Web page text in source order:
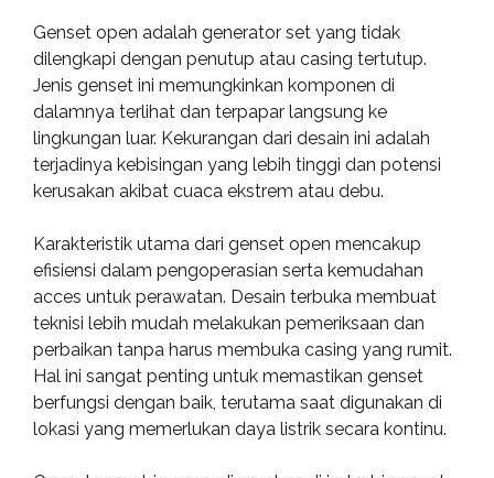
Genset open adalah generator set yang tidak
dilengkapi dengan penutup atau casing tertutup.
Jenis genset ini memungkinkan komponen di
dalamnya terlihat dan terpapar langsung ke
lingkungan luar. Kekurangan dari desain ini adalah
terjadinya kebisingan yang lebih tinggi dan potensi
kerusakan akibat cuaca ekstrem atau debu.
Karakteristik utama dari genset open mencakup
efisiensi dalam pengoperasian serta kemudahan
acces untuk perawatan. Desain terbuka membuat
teknisi lebih mudah melakukan pemeriksaan dan
perbaikan tanpa harus membuka casing yang rumit.
Hal ini sangat penting untuk memastikan genset
berfungsi dengan baik, terutama saat digunakan di
lokasi yang memerlukan daya listrik secara kontinu.